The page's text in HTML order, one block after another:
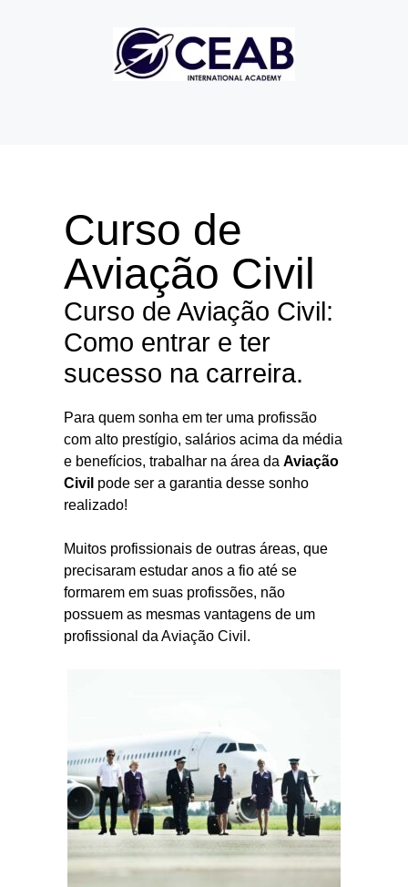
Curso de
Aviação Civil
Curso de Aviação Civil:
Como entrar e ter
sucesso na carreira.
Para quem sonha em ter uma profissão
com alto prestígio, salários acima da média
e benefícios, trabalhar na área da Aviação
Civil pode ser a garantia desse sonho
realizado!
Muitos profissionais de outras áreas, que
precisaram estudar anos a fio até se
formarem em suas profissões, não
possuem as mesmas vantagens de um
profissional da Aviação Civil.